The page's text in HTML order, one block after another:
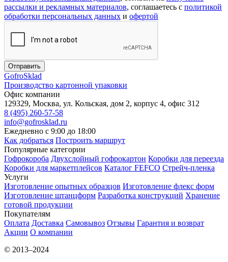
рассылки и рекламных материалов, соглашаетесь c политикой
обработки персональных данных и офертой
Отправить
GofroSklad
Производство картонной упаковки
Офис компании
129329, Москва, ул. Кольская, дом 2, корпус 4, офис 312
8 (495) 260-57-58
info@gofrosklad.ru
Ежедневно с 9:00 до 18:00
Как добраться Построить маршрут
Популярные категории
Гофрокороба Двухслойный гофрокартон Коробки для переезда
Коробки для маркетплейсов Каталог FEFCO Стрейч-пленка
Услуги
Изготовление опытных образцов Изготовление флекс форм
Изготовление штанцформ Разработка конструкций Хранение
готовой продукции
Покупателям
Оплата Доставка Самовывоз Отзывы Гарантия и возврат
Акции О компании
© 2013–2024